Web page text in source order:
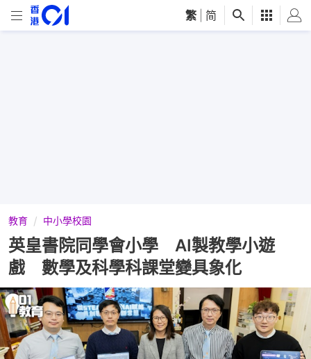
繁 简
教育 中小學校園
英皇書院同學會小學 AI製教學小遊
戲 數學及科學科課堂變具象化